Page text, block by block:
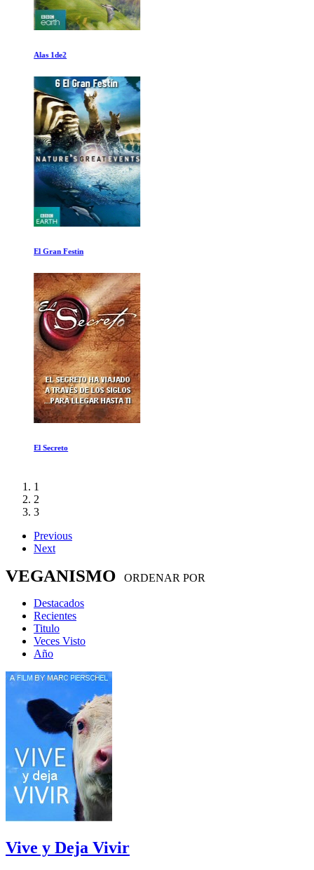
Alas 1de2
El Gran Festin
El Secreto
1
2
3
Previous
Next
VEGANISMO ORDENAR POR
Destacados
Recientes
Titulo
Veces Visto
Año
Vive y Deja Vivir